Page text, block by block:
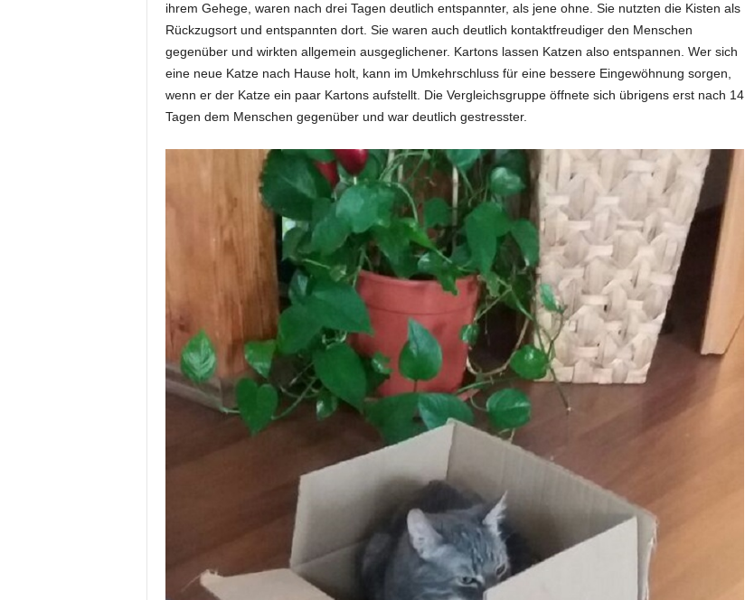
ihrem Gehege, waren nach drei Tagen deutlich entspannter, als jene ohne. Sie nutzten die Kisten als
Rückzugsort und entspannten dort. Sie waren auch deutlich kontaktfreudiger den Menschen
gegenüber und wirkten allgemein ausgeglichener. Kartons lassen Katzen also entspannen. Wer sich
eine neue Katze nach Hause holt, kann im Umkehrschluss für eine bessere Eingewöhnung sorgen,
wenn er der Katze ein paar Kartons aufstellt. Die Vergleichsgruppe öffnete sich übrigens erst nach 14
Tagen dem Menschen gegenüber und war deutlich gestresster.